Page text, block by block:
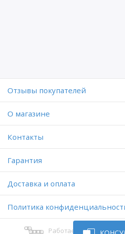
Отзывы покупателей
O магазине
Контакты
Гарантия
Доставка и оплата
Политика
Работает на платформе